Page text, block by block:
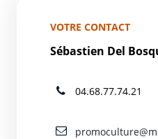
VOTRE CONTACT
Sébastien Del
04.68.77.74.21